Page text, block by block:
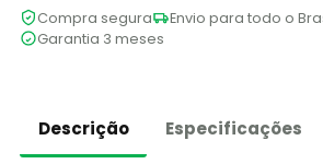
Compra segura
Envio para todo o
Garantia 3 meses
Descrição Especificações